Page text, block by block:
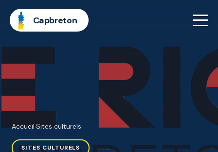
Capbreton
Accueil·Sites culturels
SITES CULTURELS